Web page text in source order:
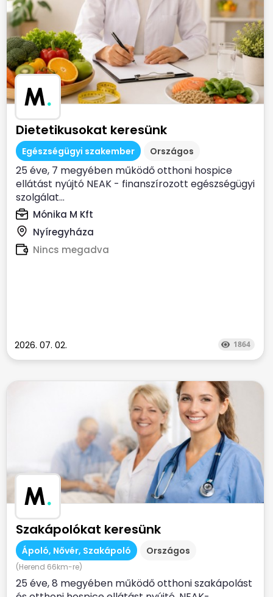
M.
Dietetikusokat keresünk
Egészségügyi szakember Országos
25 éve, 7 megyében működő otthoni hospice
ellátást nyújtó NEAK - finanszírozott egészségügyi
szolgálat...
Mónika M Kft
Nyíregyháza
Nincs megadva
2026. 07. 02. 1864
M.
Szakápolókat keresünk
Ápoló, Nővér, Szakápoló Országos
(Herend 66km-re)
25 éve, 8 megyében működő otthoni szakápolást